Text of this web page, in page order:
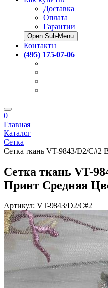
Доставка
Оплата
Гарантии
Open Sub-Menu
Контакты
(495) 175-07-06
0
Главная
Каталог
Сетка
Сетка ткань VT-9843/D2/
Сетка ткань VT-
Принт Средняя
Артикул: VT-9843/D2/C#2